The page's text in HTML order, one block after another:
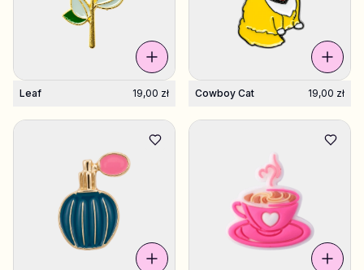
Leaf 19,00 zł Cowboy Cat 19,00 zł